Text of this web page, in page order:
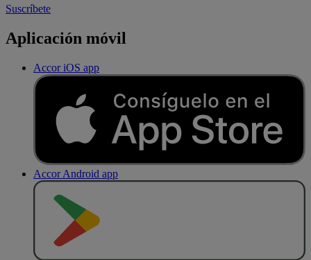
Suscríbete
Aplicación móvil
Accor iOS app
Accor Android app